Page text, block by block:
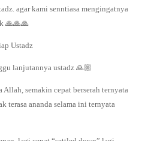
agar kami senntiasa mengingatnya
🙏🙏🙏
Ustadz
lanjutannya ustadz 🙏🏼
semakin cepat berserah ternyata
terasa ananda selama ini ternyata